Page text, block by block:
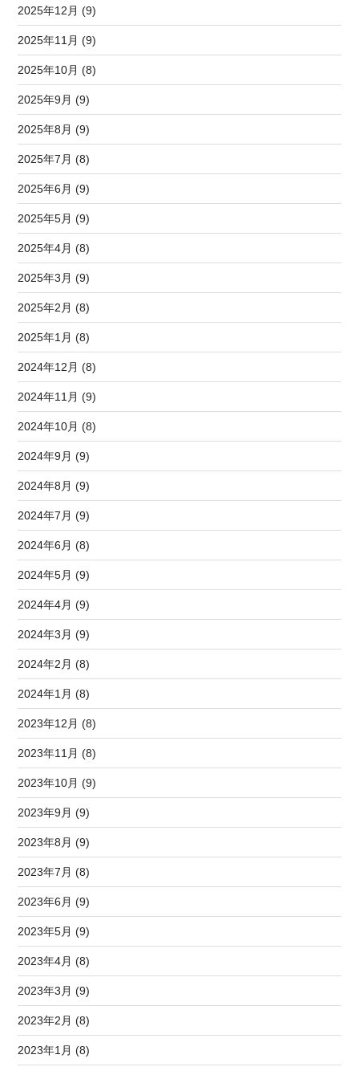
2025年12月 (9)
2025年11月 (9)
2025年10月 (8)
2025年9月 (9)
2025年8月 (9)
2025年7月 (8)
2025年6月 (9)
2025年5月 (9)
2025年4月 (8)
2025年3月 (9)
2025年2月 (8)
2025年1月 (8)
2024年12月 (8)
2024年11月 (9)
2024年10月 (8)
2024年9月 (9)
2024年8月 (9)
2024年7月 (9)
2024年6月 (8)
2024年5月 (9)
2024年4月 (9)
2024年3月 (9)
2024年2月 (8)
2024年1月 (8)
2023年12月 (8)
2023年11月 (8)
2023年10月 (9)
2023年9月 (9)
2023年8月 (9)
2023年7月 (8)
2023年6月 (9)
2023年5月 (9)
2023年4月 (8)
2023年3月 (9)
2023年2月 (8)
2023年1月 (8)